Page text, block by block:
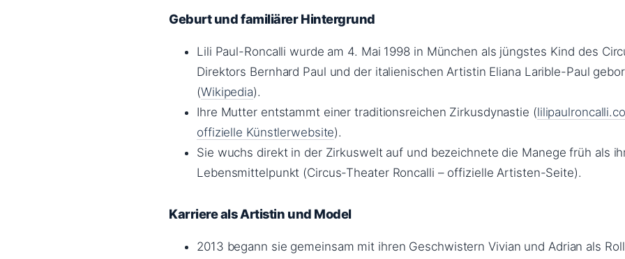
Geburt und familiärer Hintergrund
Lili Paul-Roncalli wurde am 4. Mai 1998 in München als jüngstes Kind des
Direktors Bernhard Paul und der italienischen Artistin Eliana Larible-Paul
(Wikipedia).
Ihre Mutter entstammt einer traditionsreichen Zirkusdynastie (
offizielle Künstlerwebsite).
Sie wuchs direkt in der Zirkuswelt auf und bezeichnete die Manege früh als
Lebensmittelpunkt (Circus-Theater Roncalli – offizielle Artisten-Seite).
Karriere als Artistin und Model
2013 begann sie gemeinsam mit ihren Geschwistern Vivian und Adrian als